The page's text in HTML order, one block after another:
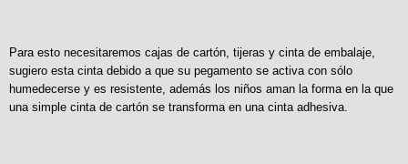
Para esto necesitaremos cajas de cartón, tijeras y cinta de embalaje,
sugiero esta cinta debido a que su pegamento se activa con sólo
humedecerse y es resistente, además los niños aman la forma en la que
una simple cinta de cartón se transforma en una cinta adhesiva.